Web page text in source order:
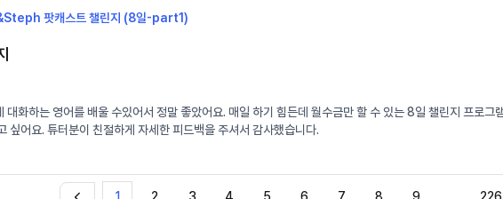
팟캐스트 챌린지 (8일-part1)
대화하는 영어를 배울 수있어서 정말 좋았어요. 매일 하기 힘든데 월수금만 할 수 있는 8일 챌린지 프로그
싶어요. 튜터분이 친절하게 자세한 피드백을 주셔서 감사했습니다.
1 2 3 4 5 6 7 8 9 226